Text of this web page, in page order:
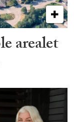
arealet